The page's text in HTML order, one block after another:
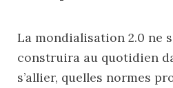
La mondialisation 2.0 ne
construira au quotidien
s’allier, quelles normes